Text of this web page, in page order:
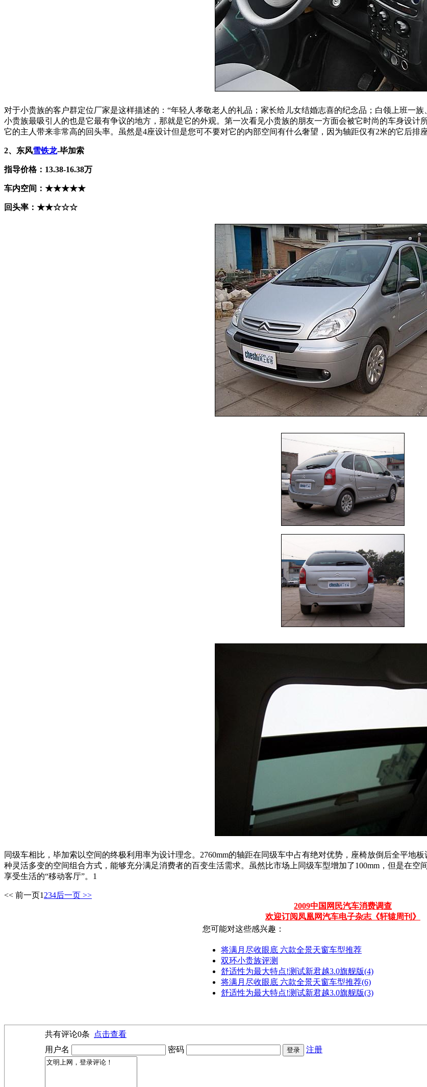
对于小贵族的客户群定位厂家是这样描述的：“年轻人孝敬老人的礼品；家长给儿女结婚志喜的纪念品；白领上班一
小贵族最吸引人的也是它最有争议的地方，那就是它的外观。第一次看见小贵族的朋友一方面会被它时尚的车身设计
它的主人带来非常高的回头率。虽然是4座设计但是您可不要对它的内部空间有什么奢望，因为轴距仅有2米的它后排
2、东风雪铁龙-毕加索
指导价格：13.38-16.38万
车内空间：★★★★★
回头率：★★☆☆☆
同级车相比，毕加索以空间的终极利用率为设计理念。2760mm的轴距在同级车中占有绝对优势，座椅放倒后全平地
种灵活多变的空间组合方式，能够充分满足消费者的百变生活需求。虽然比市场上同级车型增加了100mm，但是在
享受生活的“移动客厅”。1
<< 前一页1 234后一页 >>
2009中国网民汽车消费调查
欢迎订阅凤凰网汽车电子杂志《轩辕周刊》
您可能对这些感兴趣：
将满月尽收眼底 六款全景天窗车型推荐
双环小贵族评测
舒适性为最大特点!测试新君越3.0旗舰版(4)
将满月尽收眼底 六款全景天窗车型推荐(6)
舒适性为最大特点!测试新君越3.0旗舰版(3)
共有评论0条
点击查看
用户名
密码 注册